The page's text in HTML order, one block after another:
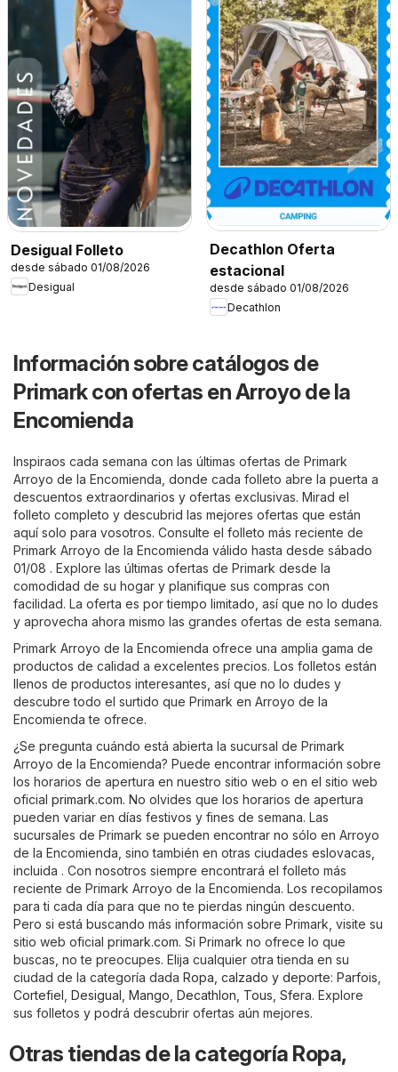
Desigual Folleto
desde sábado 01/08/2026
Desigual
Decathlon Oferta
estacional
desde sábado 01/08/2026
Decathlon
Información sobre catálogos de
Primark con ofertas en Arroyo de la
Encomienda
Inspiraos cada semana con las últimas ofertas de Primark
Arroyo de la Encomienda, donde cada folleto abre la puerta a
descuentos extraordinarios y ofertas exclusivas. Mirad el
folleto completo y descubrid las mejores ofertas que están
aquí solo para vosotros. Consulte el folleto más reciente de
Primark Arroyo de la Encomienda válido hasta desde sábado
01/08 . Explore las últimas ofertas de Primark desde la
comodidad de su hogar y planifique sus compras con
facilidad. La oferta es por tiempo limitado, así que no lo dudes
y aprovecha ahora mismo las grandes ofertas de esta semana.
Primark Arroyo de la Encomienda ofrece una amplia gama de
productos de calidad a excelentes precios. Los folletos están
llenos de productos interesantes, así que no lo dudes y
descubre todo el surtido que Primark en Arroyo de la
Encomienda te ofrece.
¿Se pregunta cuándo está abierta la sucursal de Primark
Arroyo de la Encomienda? Puede encontrar información sobre
los horarios de apertura en nuestro sitio web o en el sitio web
oficial primark.com. No olvides que los horarios de apertura
pueden variar en días festivos y fines de semana. Las
sucursales de Primark se pueden encontrar no sólo en Arroyo
de la Encomienda, sino también en otras ciudades eslovacas,
incluida . Con nosotros siempre encontrará el folleto más
reciente de Primark Arroyo de la Encomienda. Los recopilamos
para ti cada día para que no te pierdas ningún descuento.
Pero si está buscando más información sobre Primark, visite su
sitio web oficial primark.com. Si Primark no ofrece lo que
buscas, no te preocupes. Elija cualquier otra tienda en su
ciudad de la categoría dada Ropa, calzado y deporte: Parfois
Cortefiel Desigual Mango Decathlon Tous Sfera. Explore
sus folletos y podrá descubrir ofertas aún mejores.
Otras tiendas de la categoría Ropa,